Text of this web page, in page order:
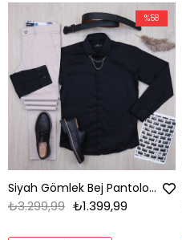
Siyah Gömlek Bej Pantolon Ayakkabı Kombin
₺1.399,99
₺3.299,99
%58